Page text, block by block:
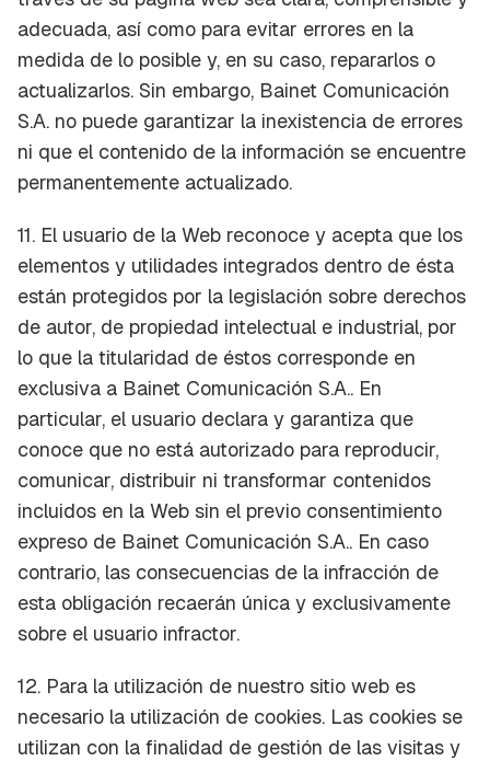
adecuada, así como para evitar errores en la
medida de lo posible y, en su caso, repararlos o
actualizarlos. Sin embargo, Bainet Comunicación
S.A. no puede garantizar la inexistencia de errores
ni que el contenido de la información se encuentre
permanentemente actualizado.
11. El usuario de la Web reconoce y acepta que los
elementos y utilidades integrados dentro de ésta
están protegidos por la legislación sobre derechos
de autor, de propiedad intelectual e industrial, por
lo que la titularidad de éstos corresponde en
exclusiva a Bainet Comunicación S.A.. En
particular, el usuario declara y garantiza que
conoce que no está autorizado para reproducir,
comunicar, distribuir ni transformar contenidos
incluidos en la Web sin el previo consentimiento
expreso de Bainet Comunicación S.A.. En caso
contrario, las consecuencias de la infracción de
esta obligación recaerán única y exclusivamente
sobre el usuario infractor.
12. Para la utilización de nuestro sitio web es
necesario la utilización de cookies. Las cookies se
utilizan con la finalidad de gestión de las visitas y